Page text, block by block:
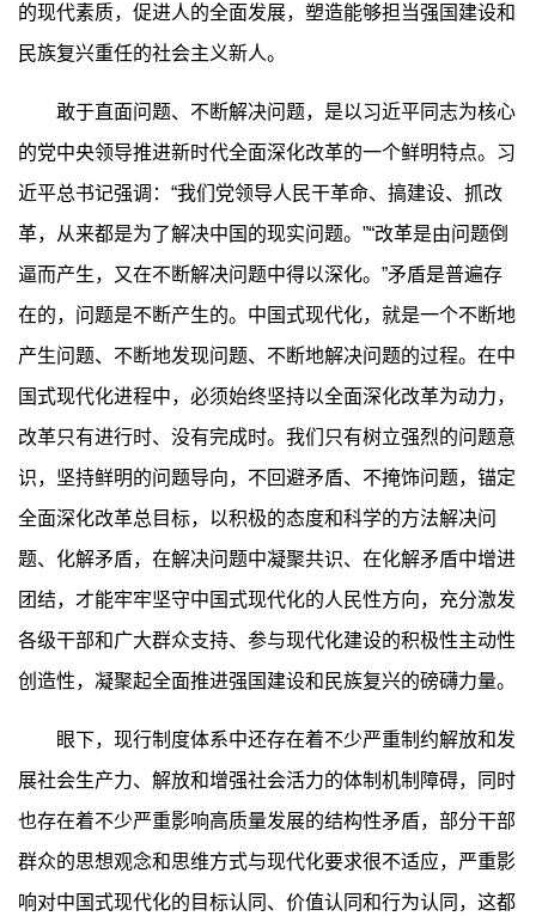
的现代素质，促进人的全面发展，塑造能够担当强国建设和
民族复兴重任的社会主义新人。
敢于直面问题、不断解决问题，是以习近平同志为核心
的党中央领导推进新时代全面深化改革的一个鲜明特点。习
近平总书记强调：“我们党领导人民干革命、搞建设、抓改
革，从来都是为了解决中国的现实问题。”“改革是由问题倒
逼而产生，又在不断解决问题中得以深化。”矛盾是普遍存
在的，问题是不断产生的。中国式现代化，就是一个不断地
产生问题、不断地发现问题、不断地解决问题的过程。在中
国式现代化进程中，必须始终坚持以全面深化改革为动力，
改革只有进行时、没有完成时。我们只有树立强烈的问题意
识，坚持鲜明的问题导向，不回避矛盾、不掩饰问题，锚定
全面深化改革总目标，以积极的态度和科学的方法解决问
题、化解矛盾，在解决问题中凝聚共识、在化解矛盾中增进
团结，才能牢牢坚守中国式现代化的人民性方向，充分激发
各级干部和广大群众支持、参与现代化建设的积极性主动性
创造性，凝聚起全面推进强国建设和民族复兴的磅礴力量。
眼下，现行制度体系中还存在着不少严重制约解放和发
展社会生产力、解放和增强社会活力的体制机制障碍，同时
也存在着不少严重影响高质量发展的结构性矛盾，部分干部
群众的思想观念和思维方式与现代化要求很不适应，严重影
响对中国式现代化的目标认同、价值认同和行为认同，这都